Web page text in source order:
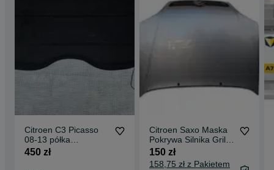
Citroen C3 Picasso
08-13 półka
bagażnika tył czarna
450 zł
Citroen Saxo Maska
Pokrywa Silnika Grill
Lakier Srebrny
150 zł
158,75 zł z Pakietem